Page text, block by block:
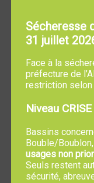
Sécheresse
31 juillet
Face à la
préfecture de
restriction
Niveau CRISE
Bassins
Bouble/
usages non
Seuls restent
sécurité,